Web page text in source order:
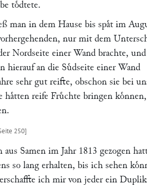
toͤdtete.
man in dem Hause bis spaͤt im
nur mit dem
Nordseite einer Wand brachte,
an die Suͤdseite einer Wand
sehr gut reifte, obschon sie bei
reife Fruͤchte bringen
Samen im Jahr 1813 gezogen
so lang erhalten, bis ich sehen
ich mir von jeder ein